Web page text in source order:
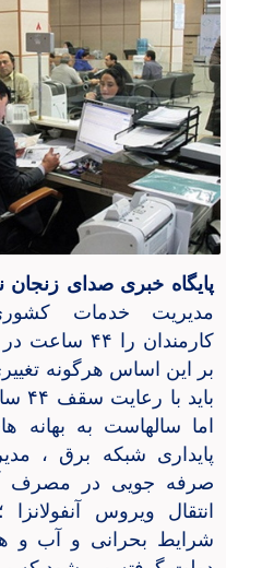
پایگاه خبری صدای زنجان
مدیریت خدمات
کارمندان را ۴۴ ساعت در
بر این اساس هرگونه
باید با رعایت سقف ۴۴
اما سالهاست به بهانه
پایداری شبکه برق ،
صرفه جویی در مصرف
انتقال ویروس
شرایط بحرانی و آب و